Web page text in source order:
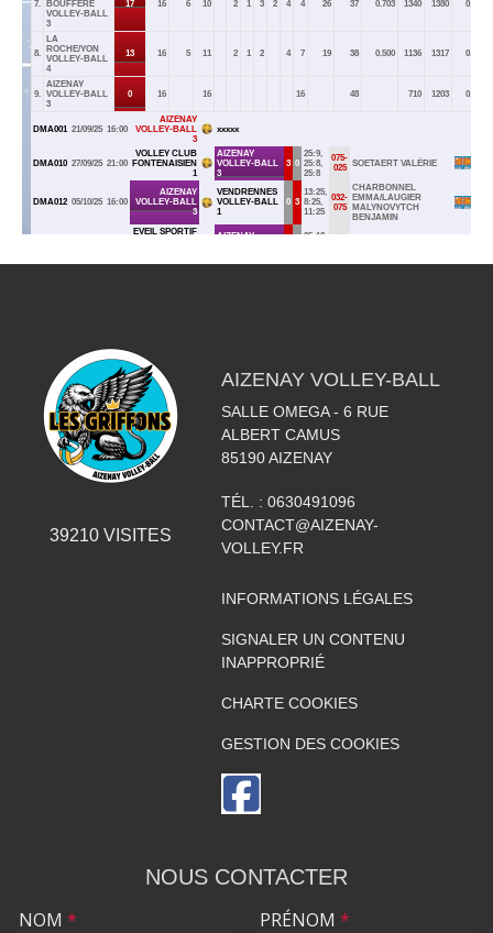
39210VISITES
AIZENAY VOLLEY-BALL
SALLE OMEGA - 6 RUE
ALBERT CAMUS
85190 AIZENAY
TÉL. : 0630491096
CONTACT@AIZENAY-
VOLLEY.FR
INFORMATIONS LÉGALES
SIGNALER UN CONTENU
INAPPROPRIÉ
CHARTE COOKIES
GESTION DES COOKIES
NOUS CONTACTER
NOM * PRÉNOM *